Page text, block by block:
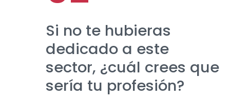
Si no te hubieras
dedicado a este
sector, ¿cuál crees que
sería tu profesión?